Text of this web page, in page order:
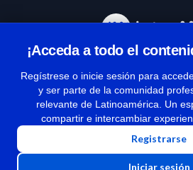
¡Acceda a todo el
Regístrese o inicie sesión para
y ser parte de la comunidad
relevante de Latinoamérica. Un
compartir e intercambiar
Registrarse
Iniciar sesión
Términos y
| Políticas de
| Todos los derechos reservados |